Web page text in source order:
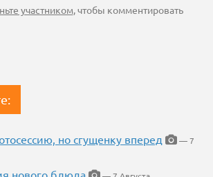
участником, чтобы комментировать
но сгущенку вперед
— 7